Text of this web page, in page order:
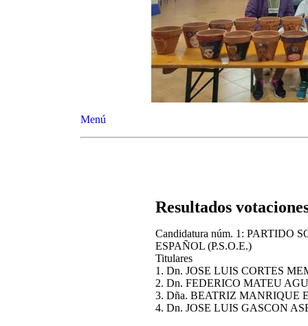
Menú
Resultados
Candidatura núm. 1: PARTIDO
ESPAÑOL (P.S.O.E.)
Titulares
1. Dn. JOSE LUIS CORTES
2. Dn. FEDERICO MATEU
3. Dña. BEATRIZ
4. Dn. JOSE LUIS GASCON